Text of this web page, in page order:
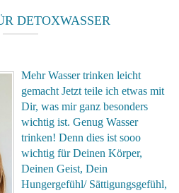
DETOXWASSER
Mehr Wasser trinken leicht
gemacht Jetzt teile ich etwas mit
Dir, was mir ganz besonders
wichtig ist. Genug Wasser
trinken! Denn dies ist sooo
wichtig für Deinen Körper,
Deinen Geist, Dein
Hungergefühl/ Sättigungsgefühl,